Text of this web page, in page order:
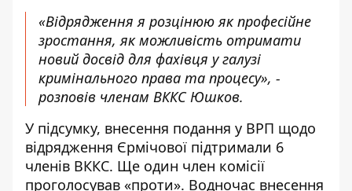
«Відрядження я розцінюю як професійне
зростання, як можливість отримати
новий досвід для фахівця у галузі
кримінального права та процесу», -
розповів членам ВККС Юшков.
У підсумку, внесення подання у ВРП щодо
відрядження Єрмічової підтримали 6
членів ВККС. Ще один член комісії
проголосував «проти». Водночас внесення